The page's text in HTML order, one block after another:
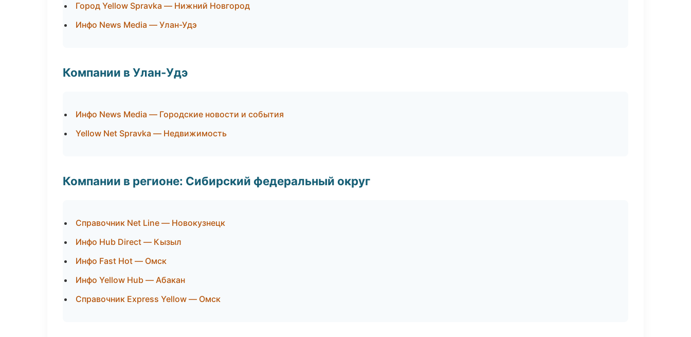
Город Yellow Spravka — Нижний Новгород
Инфо News Media — Улан-Удэ
Компании в Улан-Удэ
Инфо News Media — Городские новости и события
Yellow Net Spravka — Недвижимость
Компании в регионе: Сибирский федеральный округ
Справочник Net Line — Новокузнецк
Инфо Hub Direct — Кызыл
Инфо Fast Hot — Омск
Инфо Yellow Hub — Абакан
Справочник Express Yellow — Омск